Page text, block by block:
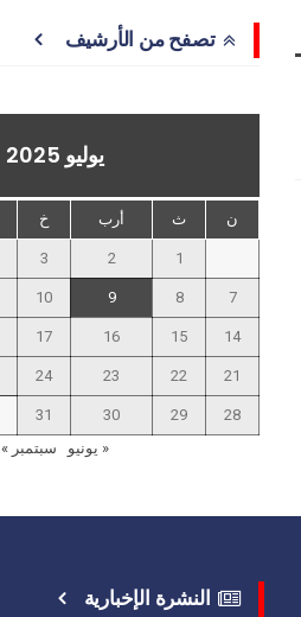
تصفح من الأرشيف
يوليو 2025
ن ث أرب خ
1
2
3
7
8
9
10
14
15
16
17
21
22
23
24
28
29
30
31
« يونيو
سبتمبر »
النشرة الإخبارية